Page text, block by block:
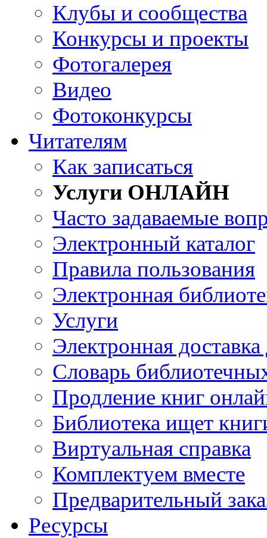
Клубы и сообщества
Конкурсы и проекты
Фотогалерея
Видео
Фотоконкурсы
Читателям
Как записаться
Услуги ОНЛАЙН
Часто задаваемые
Электронный каталог
Правила пользования
Электронная
Услуги
Электронная
Словарь
Продление книг
Библиотека ищет
Виртуальная справка
Комплектуем вместе
Предварительный
Ресурсы